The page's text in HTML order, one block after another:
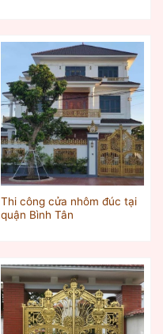
Thi công cửa nhôm đúc tại
quận Bình Tân